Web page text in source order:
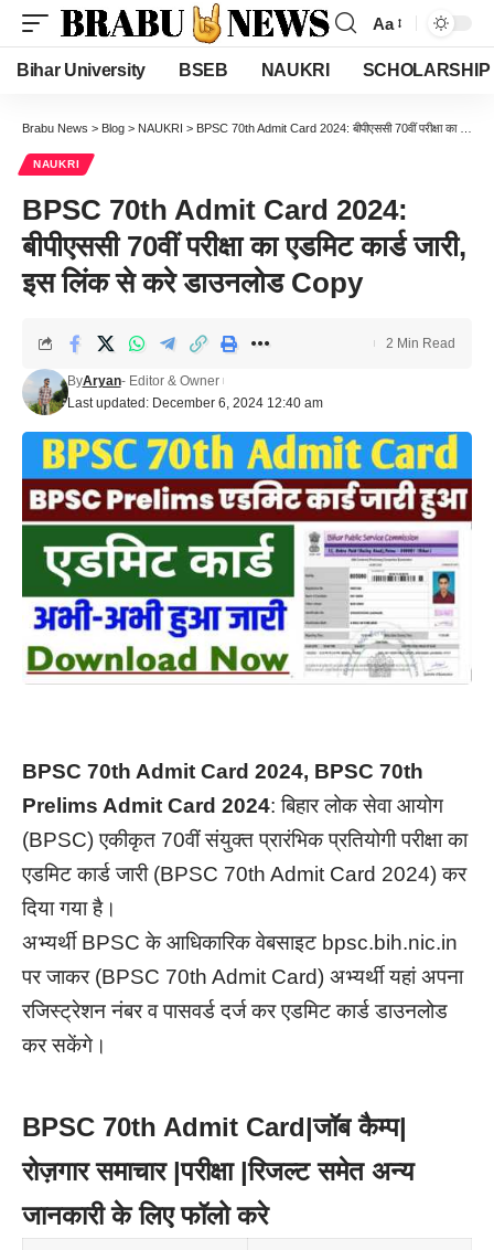
Font
Resizer
Aa
Bihar University BSEB NAUKRI SCHOLARSHIP
Brabu News > Blog > NAUKRI > BPSC 70th Admit Card 2024: बीपीएससी 70वीं परीक्षा का एडमिट कार्ड जारी, इस लिंक से करे डाउनलोड Copy
NAUKRI
BPSC 70th Admit Card 2024:
बीपीएससी 70वीं परीक्षा का एडमिट कार्ड जारी,
इस लिंक से करे डाउनलोड Copy
Last updated: December 6, 2024 12:40 am
ByAryan- Editor & Owner
2 Min Read
BPSC 70th Admit Card 2024, BPSC 70th
Prelims Admit Card 2024: बिहार लोक सेवा आयोग
(BPSC) एकीकृत 70वीं संयुक्त प्रारंभिक प्रतियोगी परीक्षा का
एडमिट कार्ड जारी (BPSC 70th Admit Card 2024) कर
दिया गया है।
अभ्यर्थी BPSC के आधिकारिक वेबसाइट bpsc.bih.nic.in
पर जाकर (BPSC 70th Admit Card) अभ्यर्थी यहां अपना
रजिस्ट्रेशन नंबर व पासवर्ड दर्ज कर एडमिट कार्ड डाउनलोड
कर सकेंगे।
BPSC 70th Admit Card|जॉब कैम्प|
रोज़गार समाचार |परीक्षा |रिजल्ट समेत अन्य
जानकारी के लिए फॉलो करे